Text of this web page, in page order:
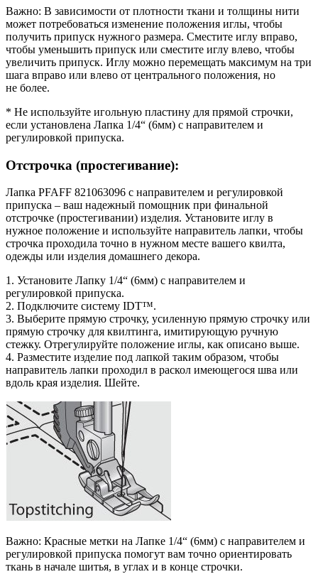
Важно: В зависимости от плотности ткани и толщины нити
может потребоваться изменение положения иглы, чтобы
получить припуск нужного размера. Сместите иглу вправо,
чтобы уменьшить припуск или сместите иглу влево, чтобы
увеличить припуск. Иглу можно перемещать максимум на три
шага вправо или влево от центрального положения, но
не более.
* Не используйте игольную пластину для прямой строчки,
если установлена Лапка 1/4“ (6мм) с направителем и
регулировкой припуска.
Отстрочка (простегивание):
Лапка PFAFF 821063096 с направителем и регулировкой
припуска – ваш надежный помощник при финальной
отстрочке (простегивании) изделия. Установите иглу в
нужное положение и используйте направитель лапки, чтобы
строчка проходила точно в нужном месте вашего квилта,
одежды или изделия домашнего декора.
1. Установите Лапку 1/4“ (6мм) с направителем и
регулировкой припуска.
2. Подключите систему IDT™.
3. Выберите прямую строчку, усиленную прямую строчку или
прямую строчку для квилтинга, имитирующую ручную
стежку. Отрегулируйте положение иглы, как описано выше.
4. Разместите изделие под лапкой таким образом, чтобы
направитель лапки проходил в раскол имеющегося шва или
вдоль края изделия. Шейте.
Важно: Красные метки на Лапке 1/4“ (6мм) с направителем и
регулировкой припуска помогут вам точно ориентировать
ткань в начале шитья, в углах и в конце строчки.